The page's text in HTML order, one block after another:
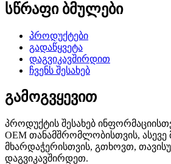
სწრაფი ბმულები
პროდუქტები
გადაწყვეტა
დაგვიკავშირდით
ჩვენს შესახებ
გამოგვყევით
პროდუქტის შესახებ
OEM თანამშრომლობისთვის, ასევე
მხარდაჭერისთვის, გთხოვთ,
დაგვიკავშირდეთ.